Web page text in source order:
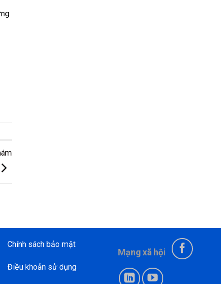
Chính sách bảo mật
Điều khoản sử dụng
Mạng xã hội